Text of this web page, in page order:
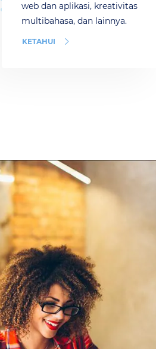
web dan aplikasi, kreativitas
multibahasa, dan lainnya.
KETAHUI